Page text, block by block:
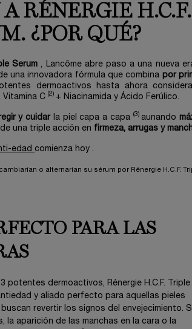
RÉNERGIE H.C.F.
¿POR QUÉ?
Serum
, Lancôme abre paso a una nueva
una innovadora fórmula que combina por
dermoactivos hasta ahora
C (2) + Niacinamida y Ácido Ferúlico.
y cuidar la piel capa a capa (3) aunando
una triple acción en firmeza, arrugas y
edad comienza hoy
o alternarían su sérum por Rénergie H.C.F.
PARA LAS
potentes dermoactivos, Rénergie H.C.F. Triple
y aliado perfecto para aquellas pieles
revertir los signos del envejecimiento.
la aparición de las manchas en la cara o la